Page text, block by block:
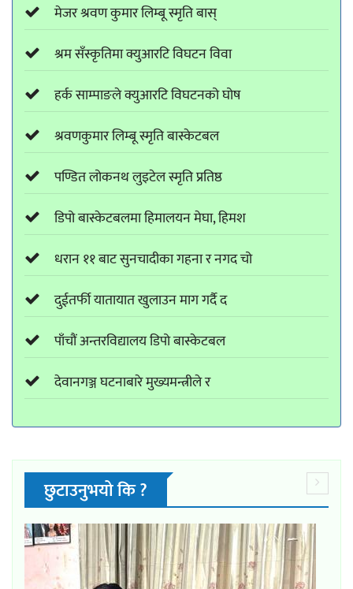
मेजर श्रवण कुमार लिम्बू स्मृति बास्
श्रम सँस्कृतिमा क्युआरटि विघटन विवा
हर्क साम्पाङले क्युआरटि विघटनको घोष
श्रवणकुमार लिम्बू स्मृति बास्केटबल
पण्डित लोकनथ लुइटेल स्मृति प्रतिष्ठ
डिपो बास्केटबलमा हिमालयन मेघा, हिमश
धरान ११ बाट सुनचादीका गहना र नगद चो
दुईतर्फी यातायात खुलाउन माग गर्दै द
पाँचौं अन्तरविद्यालय डिपो बास्केटबल
देवानगञ्ज घटनाबारे मुख्यमन्त्रीले र
छुटाउनुभयो कि ?